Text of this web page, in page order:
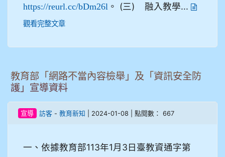
https://reurl.cc/bDm26l 。 (三) 融入教學...
觀看完整文章
教育部「網路不當內容檢舉」及「資訊安全防
護」宣導資料
宣導 訪客- 教育新知 | 2024-01-08 | 點閱數： 667
一、依據教育部113年1月3日臺教資通字第